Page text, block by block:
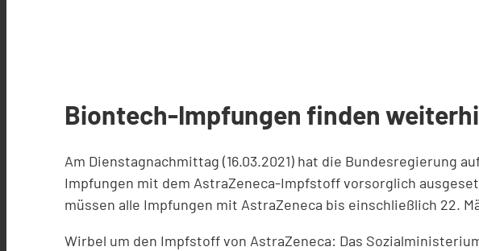
Biontech-Impfungen finden
Am Dienstagnachmittag (16.03.2021) hat die Bundesregierung
Impfungen mit dem AstraZeneca-Impfstoff vorsorglich
müssen alle Impfungen mit AstraZeneca bis einschließlich 22.
Wirbel um den Impfstoff von AstraZeneca: Das